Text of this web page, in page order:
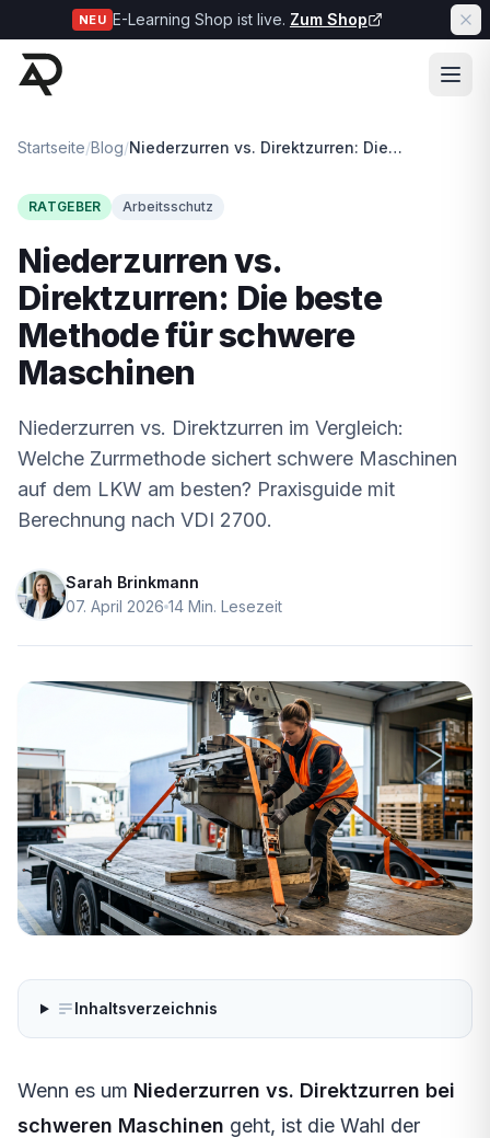
NEU E-Learning Shop ist live. Zum Shop
Startseite/Blog/ Niederzurren vs. Direktzurren: Die beste Methode für schwere Maschinen
RATGEBER Arbeitsschutz
Niederzurren vs.
Direktzurren: Die beste
Methode für schwere
Maschinen
Niederzurren vs. Direktzurren im Vergleich:
Welche Zurrmethode sichert schwere Maschinen
auf dem LKW am besten? Praxisguide mit
Berechnung nach VDI 2700.
Sarah Brinkmann
07. April 2026 14 Min. Lesezeit
Inhaltsverzeichnis
Wenn es um Niederzurren vs. Direktzurren bei
schweren Maschinen geht, ist die Wahl der